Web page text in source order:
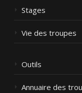
Stages
Vie des troupes
Outils
Annuaire des